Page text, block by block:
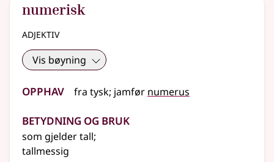
numerisk
adjektiv
Vis bøyning
Opphav fra tysk; jamfør numerus
Betydning og bruk
som gjelder tall;
tallmessig